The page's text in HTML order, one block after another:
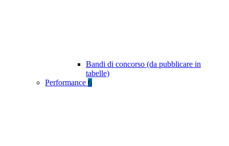
Bandi di concorso (da pubblicare in
tabelle)
Performance 6